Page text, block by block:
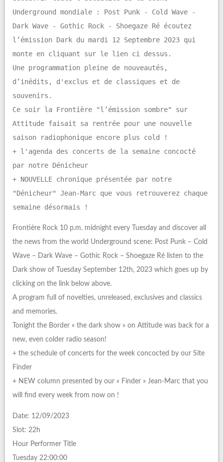
Underground mondiale : Post Punk - Cold Wave -
Dark Wave - Gothic Rock - Shoegaze Ré écoutez
l’émission Dark du mardi 12 Septembre 2023 qui
monte en cliquant sur le lien ci dessus.
Une programmation pleine de nouveautés,
d’inédits, d'exclus et de classiques et de
souvenirs.
Ce soir la Frontière "l’émission sombre" sur
Attitude faisait sa rentrée pour une nouvelle
saison radiophonique encore plus cold !
+ l'agenda des concerts de la semaine concocté
par notre Dénicheur
+ NOUVELLE chronique présentée par notre
"Dénicheur" Jean-Marc que vous retrouverez chaque
semaine désormais !
Frontière Rock 10 p.m. midnight every Tuesday and discover all
the news from the world Underground scene: Post Punk – Cold
Wave – Dark Wave – Gothic Rock – Shoegaze Ré listen to the
Dark show of Tuesday September 12th, 2023 which goes up by
clicking on the link below above.
A program full of novelties, unreleased, exclusives and classics
and memories.
Tonight the Border « the dark show » on Attitude was back for a
new, even colder radio season!
+ the schedule of concerts for the week concocted by our Site
Finder
+ NEW column presented by our « Finder » Jean-Marc that you
will find every week from now on !
Date: 12/09/2023
Slot: 22h
Hour Performer Title
Tuesday 22:00:00